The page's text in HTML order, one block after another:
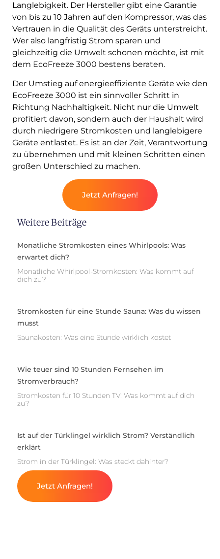
Langlebigkeit. Der Hersteller gibt eine Garantie
von bis zu 10 Jahren auf den Kompressor, was das
Vertrauen in die Qualität des Geräts unterstreicht.
Wer also langfristig Strom sparen und
gleichzeitig die Umwelt schonen möchte, ist mit
dem EcoFreeze 3000 bestens beraten.
Der Umstieg auf energieeffiziente Geräte wie den
EcoFreeze 3000 ist ein sinnvoller Schritt in
Richtung Nachhaltigkeit. Nicht nur die Umwelt
profitiert davon, sondern auch der Haushalt wird
durch niedrigere Stromkosten und langlebigere
Geräte entlastet. Es ist an der Zeit, Verantwortung
zu übernehmen und mit kleinen Schritten einen
großen Unterschied zu machen.
Jetzt Anfragen!
Weitere Beiträge
Monatliche Stromkosten eines Whirlpools: Was
erwartet dich?
Monatliche Whirlpool-Stromkosten: Was kommt auf
dich zu?
Stromkosten für eine Stunde Sauna: Was du wissen
musst
Saunakosten: Was eine Stunde wirklich kostet
Wie teuer sind 10 Stunden Fernsehen im
Stromverbrauch?
Stromkosten für 10 Stunden TV: Was kommt auf dich
zu?
Ist auf der Türklingel wirklich Strom? Verständlich
erklärt
Strom in der Türklingel: Was steckt dahinter?
Jetzt Anfragen!